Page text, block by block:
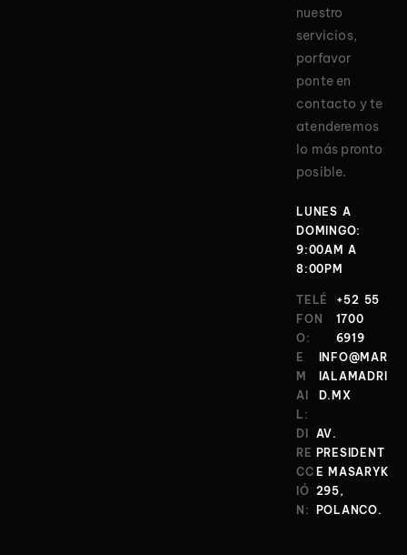
nuestro
servicios,
porfavor
ponte en
contacto y te
atenderemos
lo más pronto
posible.
LUNES A
DOMINGO:
9:00AM A
8:00PM
TELÉ
FON
O:
+52 55
1700
6919
E
M
AI
L:
INFO@MAR
IALAMADRI
D.MX
DI
RE
CC
IÓ
N:
AV.
PRESIDENT
E MASARYK
295,
POLANCO.